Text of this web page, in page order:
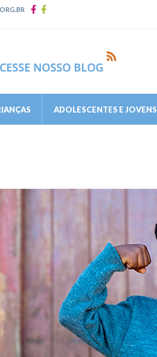
ADOLESCENTES E JOVENS